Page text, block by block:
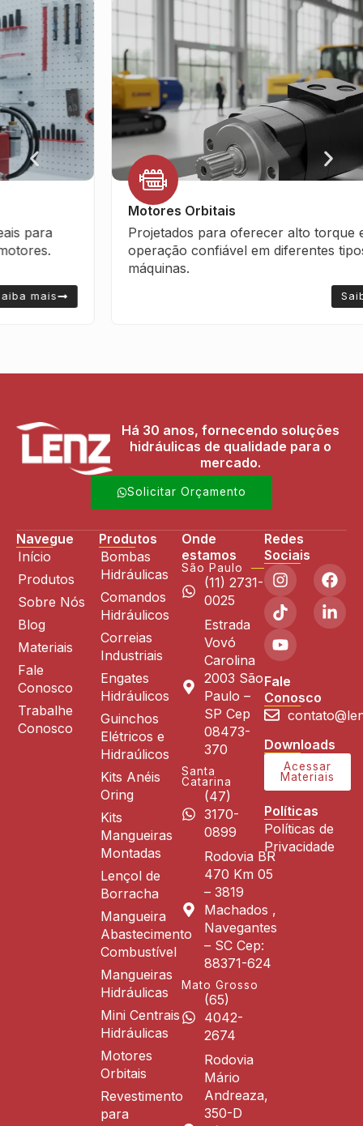
Motores Orbitais
Projetados para oferecer alto torque e
operação confiável em diferentes tipos de
Há 30 anos, fornecendo soluções
hidráulicas de qualidade para o
mercado.
Solicitar Orçamento
Navegue
Início
Produtos
Sobre Nós
Blog
Materiais
Fale
Conosco
Trabalhe
Conosco
Produtos
Bombas
Hidráulicas
Comandos
Hidráulicos
Correias
Industriais
Engates
Hidráulicos
Guinchos
Elétricos e
Hidraúlicos
Kits Anéis
Oring
Kits
Mangueiras
Montadas
Lençol de
Borracha
Mangueira
Abastecimento
Combustível
Mangueiras
Hidráulicas
Mini Centrais
Hidráulicas
Motores
Orbitais
Revestimento
para
Onde
estamos
São Paulo
(11) 2731-
0025
Estrada
Vovó
Carolina
2003 São
Paulo –
SP Cep
08473-
370
Santa
Catarina
(47)
3170-
0899
Rodovia BR
470 Km 05
– 3819
Machados ,
Navegantes
– SC Cep:
88371-624
Mato Grosso
(65)
4042-
2674
Rodovia
Mário
Andreaza,
350-D
Redes
Sociais
Fale
Conosco
Downloads
Acessar
Materiais
Políticas
Políticas de
Privacidade